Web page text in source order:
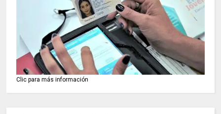
Clic para más información